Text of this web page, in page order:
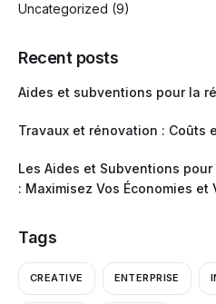
Uncategorized (9)
Recent posts
Aides et subventions pour la
Travaux et rénovation : Coûts
Les Aides et Subventions
: Maximisez Vos Économies et
Tags
CREATIVE ENTERPRISE